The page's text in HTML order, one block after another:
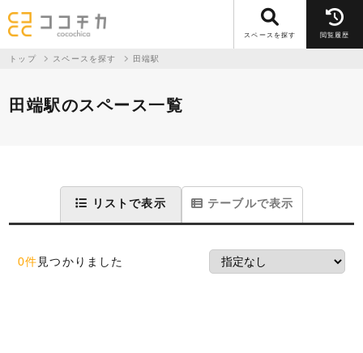
スペースを探す 閲覧履歴
トップ スペースを探す 田端駅
田端駅のスペース一覧
リストで表示 テーブルで表示
0件 見つかりました